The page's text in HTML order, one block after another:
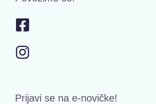
Prijavi se na e-novičke!